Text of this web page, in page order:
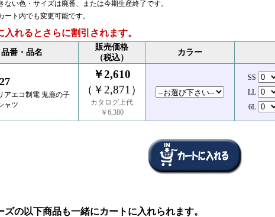
ない色・サイズは廃番、または今期生産終了です。
ト内でも変更可能です。
入れるとさらに割引されます。
品番・品名
販売価格
（税込）
カラー
アエコ制電 鬼鹿の子
ャツ
￥2,610
（￥2,871）
カタログ上代
￥6,380
SS
LL
6L
ズの以下商品も一緒にカートに入れられます。